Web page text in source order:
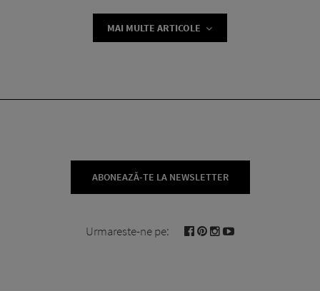
MAI MULTE ARTICOLE
ABONEAZĂ-TE LA NEWSLETTER
Urmareste-ne pe: